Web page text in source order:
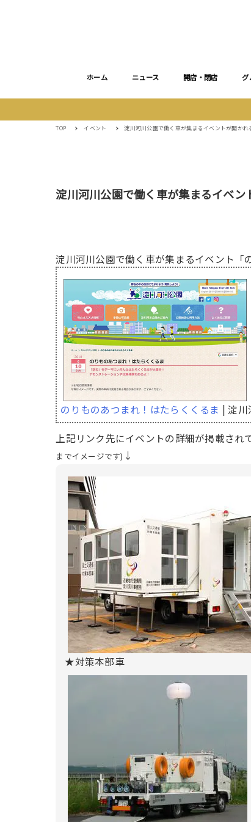
ホーム ニュース 開店・閉店 グ
TOP イベント 淀川河川公園で働く車が集まるイベントが開かれ
淀川河川公園で働く車が集まるイベ
淀川河川公園で働く車が集まるイベント「
のりものあつまれ！はたらくくるま | 淀川
上記リンク先にイベントの詳細が掲載され
までイメージです) ↓
★対策本部車